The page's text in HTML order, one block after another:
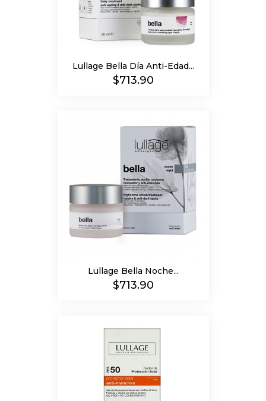
Lullage Bella Día Anti-Edad...
Precio
$713.90
Lullage Bella Noche...
Precio
$713.90